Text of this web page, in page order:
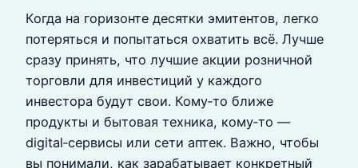
Когда на горизонте десятки эмитентов, легко
потеряться и попытаться охватить всё. Лучше
сразу принять, что лучшие акции розничной
торговли для инвестиций у каждого
инвестора будут свои. Кому‑то ближе
продукты и бытовая техника, кому‑то —
digital‑сервисы или сети аптек. Важно, чтобы
вы понимали, как зарабатывает конкретный